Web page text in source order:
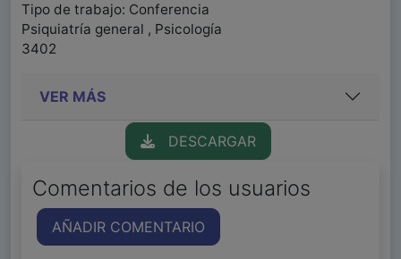
Tipo de trabajo: Conferencia
Psiquiatría general , Psicología
3402
VER MÁS
DESCARGAR
Comentarios de los usuarios
AÑADIR COMENTARIO